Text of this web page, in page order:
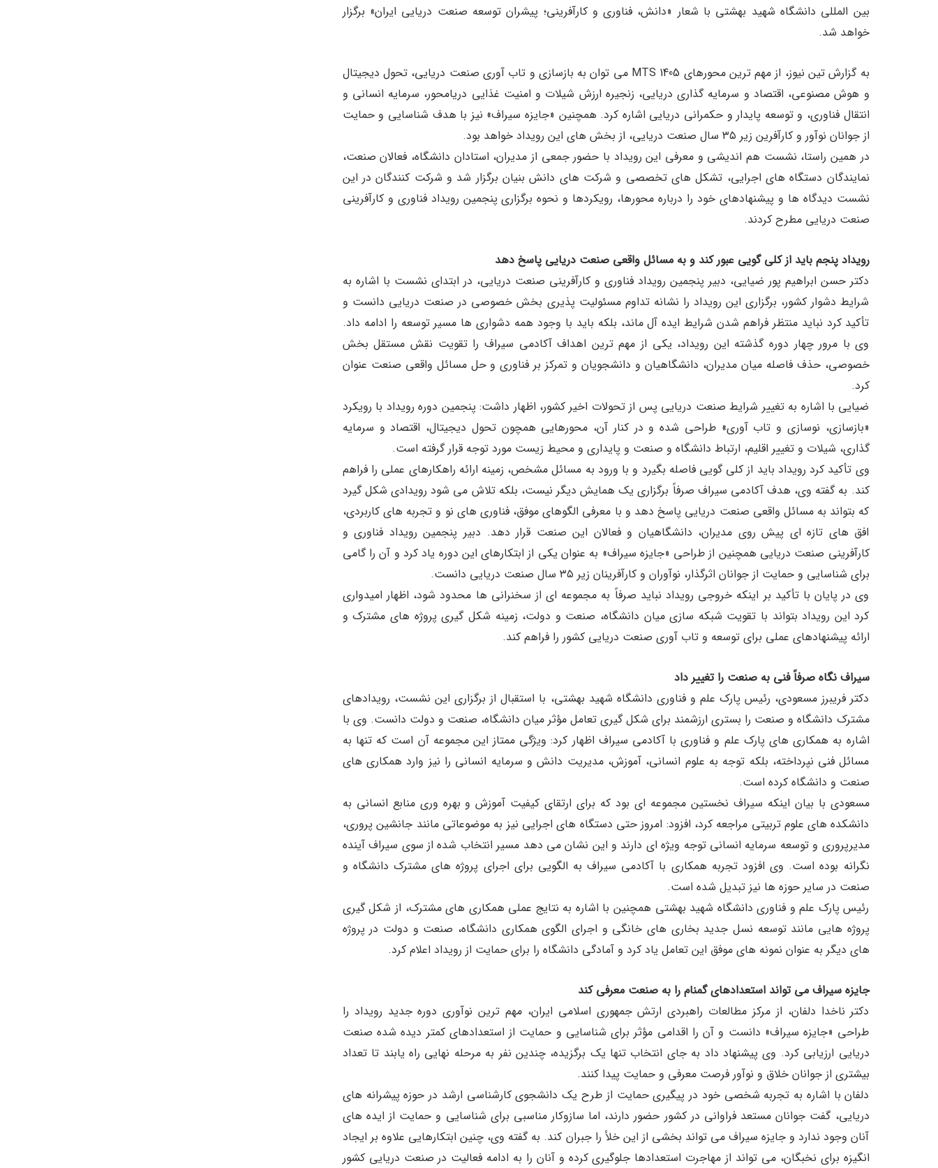
بین المللی دانشگاه شهید بهشتی با شعار «دانش، فناوری و کارآفرینی؛ پیشران توسعه صنعت دریایی ایران» برگزار
خواهد شد.
به گزارش تین نیوز، از مهم ترین محورهای MTS 1405 می توان به بازسازی و تاب آوری صنعت دریایی، تحول دیجیتال
و هوش مصنوعی، اقتصاد و سرمایه گذاری دریایی، زنجیره ارزش شیلات و امنیت غذایی دریامحور، سرمایه انسانی و
انتقال فناوری، و توسعه پایدار و حکمرانی دریایی اشاره کرد. همچنین «جایزه سیراف» نیز با هدف شناسایی و حمایت
از جوانان نوآور و کارآفرین زیر ۳۵ سال صنعت دریایی، از بخش های این رویداد خواهد بود.
در همین راستا، نشست هم اندیشی و معرفی این رویداد با حضور جمعی از مدیران، استادان دانشگاه، فعالان صنعت،
نمایندگان دستگاه های اجرایی، تشکل های تخصصی و شرکت های دانش بنیان برگزار شد و شرکت کنندگان در این
نشست دیدگاه ها و پیشنهادهای خود را درباره محورها، رویکردها و نحوه برگزاری پنجمین رویداد فناوری و کارآفرینی
صنعت دریایی مطرح کردند.
رویداد پنجم باید از کلی گویی عبور کند و به مسائل واقعی صنعت دریایی پاسخ دهد
دکتر حسن ابراهیم پور ضیایی، دبیر پنجمین رویداد فناوری و کارآفرینی صنعت دریایی، در ابتدای نشست با اشاره به
شرایط دشوار کشور، برگزاری این رویداد را نشانه تداوم مسئولیت پذیری بخش خصوصی در صنعت دریایی دانست و
تأکید کرد نباید منتظر فراهم شدن شرایط ایده آل ماند، بلکه باید با وجود همه دشواری ها مسیر توسعه را ادامه داد.
وی با مرور چهار دوره گذشته این رویداد، یکی از مهم ترین اهداف آکادمی سیراف را تقویت نقش مستقل بخش
خصوصی، حذف فاصله میان مدیران، دانشگاهیان و دانشجویان و تمرکز بر فناوری و حل مسائل واقعی صنعت عنوان
کرد.
ضیایی با اشاره به تغییر شرایط صنعت دریایی پس از تحولات اخیر کشور، اظهار داشت: پنجمین دوره رویداد با رویکرد
«بازسازی، نوسازی و تاب آوری» طراحی شده و در کنار آن، محورهایی همچون تحول دیجیتال، اقتصاد و سرمایه
گذاری، شیلات و تغییر اقلیم، ارتباط دانشگاه و صنعت و پایداری و محیط زیست مورد توجه قرار گرفته است.
وی تأکید کرد رویداد باید از کلی گویی فاصله بگیرد و با ورود به مسائل مشخص، زمینه ارائه راهکارهای عملی را فراهم
کند. به گفته وی، هدف آکادمی سیراف صرفاً برگزاری یک همایش دیگر نیست، بلکه تلاش می شود رویدادی شکل گیرد
که بتواند به مسائل واقعی صنعت دریایی پاسخ دهد و با معرفی الگوهای موفق، فناوری های نو و تجربه های کاربردی،
افق های تازه ای پیش روی مدیران، دانشگاهیان و فعالان این صنعت قرار دهد. دبیر پنجمین رویداد فناوری و
کارآفرینی صنعت دریایی همچنین از طراحی «جایزه سیراف» به عنوان یکی از ابتکارهای این دوره یاد کرد و آن را گامی
برای شناسایی و حمایت از جوانان اثرگذار، نوآوران و کارآفرینان زیر ۳۵ سال صنعت دریایی دانست.
وی در پایان با تأکید بر اینکه خروجی رویداد نباید صرفاً به مجموعه ای از سخنرانی ها محدود شود، اظهار امیدواری
کرد این رویداد بتواند با تقویت شبکه سازی میان دانشگاه، صنعت و دولت، زمینه شکل گیری پروژه های مشترک و
ارائه پیشنهادهای عملی برای توسعه و تاب آوری صنعت دریایی کشور را فراهم کند.
سیراف نگاه صرفاً فنی به صنعت را تغییر داد
دکتر فریبرز مسعودی، رئیس پارک علم و فناوری دانشگاه شهید بهشتی، با استقبال از برگزاری این نشست، رویدادهای
مشترک دانشگاه و صنعت را بستری ارزشمند برای شکل گیری تعامل مؤثر میان دانشگاه، صنعت و دولت دانست. وی با
اشاره به همکاری های پارک علم و فناوری با آکادمی سیراف اظهار کرد: ویژگی ممتاز این مجموعه آن است که تنها به
مسائل فنی نپرداخته، بلکه توجه به علوم انسانی، آموزش، مدیریت دانش و سرمایه انسانی را نیز وارد همکاری های
صنعت و دانشگاه کرده است.
مسعودی با بیان اینکه سیراف نخستین مجموعه ای بود که برای ارتقای کیفیت آموزش و بهره وری منابع انسانی به
دانشکده های علوم تربیتی مراجعه کرد، افزود: امروز حتی دستگاه های اجرایی نیز به موضوعاتی مانند جانشین پروری،
مدیرپروری و توسعه سرمایه انسانی توجه ویژه ای دارند و این نشان می دهد مسیر انتخاب شده از سوی سیراف آینده
نگرانه بوده است. وی افزود تجربه همکاری با آکادمی سیراف به الگویی برای اجرای پروژه های مشترک دانشگاه و
صنعت در سایر حوزه ها نیز تبدیل شده است.
رئیس پارک علم و فناوری دانشگاه شهید بهشتی همچنین با اشاره به نتایج عملی همکاری های مشترک، از شکل گیری
پروژه هایی مانند توسعه نسل جدید بخاری های خانگی و اجرای الگوی همکاری دانشگاه، صنعت و دولت در پروژه
های دیگر به عنوان نمونه های موفق این تعامل یاد کرد و آمادگی دانشگاه را برای حمایت از رویداد اعلام کرد.
جایزه سیراف می تواند استعدادهای گمنام را به صنعت معرفی کند
دکتر ناخدا دلفان، از مرکز مطالعات راهبردی ارتش جمهوری اسلامی ایران، مهم ترین نوآوری دوره جدید رویداد را
طراحی «جایزه سیراف» دانست و آن را اقدامی مؤثر برای شناسایی و حمایت از استعدادهای کمتر دیده شده صنعت
دریایی ارزیابی کرد. وی پیشنهاد داد به جای انتخاب تنها یک برگزیده، چندین نفر به مرحله نهایی راه یابند تا تعداد
بیشتری از جوانان خلاق و نوآور فرصت معرفی و حمایت پیدا کنند.
دلفان با اشاره به تجربه شخصی خود در پیگیری حمایت از طرح یک دانشجوی کارشناسی ارشد در حوزه پیشرانه های
دریایی، گفت جوانان مستعد فراوانی در کشور حضور دارند، اما سازوکار مناسبی برای شناسایی و حمایت از ایده های
آنان وجود ندارد و جایزه سیراف می تواند بخشی از این خلأ را جبران کند. به گفته وی، چنین ابتکارهایی علاوه بر ایجاد
انگیزه برای نخبگان، می تواند از مهاجرت استعدادها جلوگیری کرده و آنان را به ادامه فعالیت در صنعت دریایی کشور